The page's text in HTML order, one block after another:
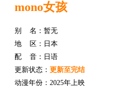
mono女孩
别 名：暂无
地 区：日本
配 音：日语
更新状态： 更新至完结
动漫年份： 2025年上映